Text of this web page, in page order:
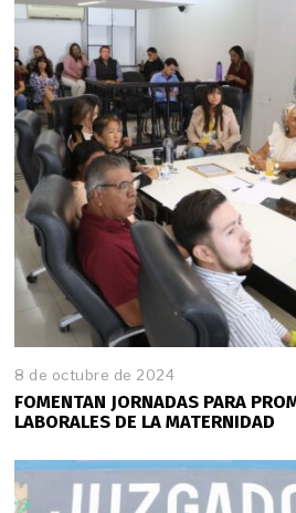
8 de octubre de 2024
FOMENTAN JORNADAS PARA
LABORALES DE LA MATERNIDAD